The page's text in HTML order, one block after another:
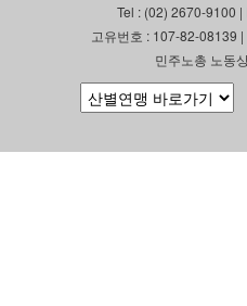
Tel : (02) 2670-9100
고유번호 : 107-82-08139
민주노총 노동